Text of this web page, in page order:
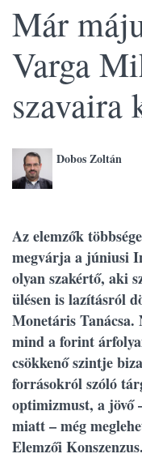
Már
Varga
Dobos Zoltán
Az elemzők
megvárja a júniusi
olyan szakértő, aki
ülésen is lazításról
Monetáris
mind a forint
csökkenő szintje
forrásokról szóló
optimizmust, a jövő
miatt – még
Elemzői Konszenzus.